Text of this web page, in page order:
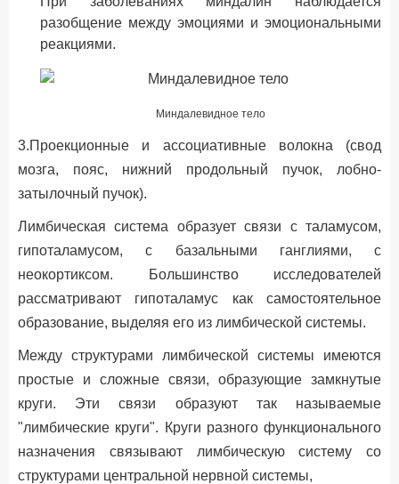
разобщение между эмоциями и эмоциональными
реакциями.
Миндалевидное тело
3.Проекционные и ассоциативные волокна (свод
мозга, пояс, нижний продольный пучок, лобно-
затылочный пучок).
Лимбическая система образует связи с таламусом,
гипоталамусом, с базальными ганглиями, с
неокортиксом. Большинство исследователей
рассматривают гипоталамус как самостоятельное
образование, выделяя его из лимбической системы.
Между структурами лимбической системы имеются
простые и сложные связи, образующие замкнутые
круги. Эти связи образуют так называемые
"лимбические круги". Круги разного функционального
назначения связывают лимбическую систему со
структурами центральной нервной системы,